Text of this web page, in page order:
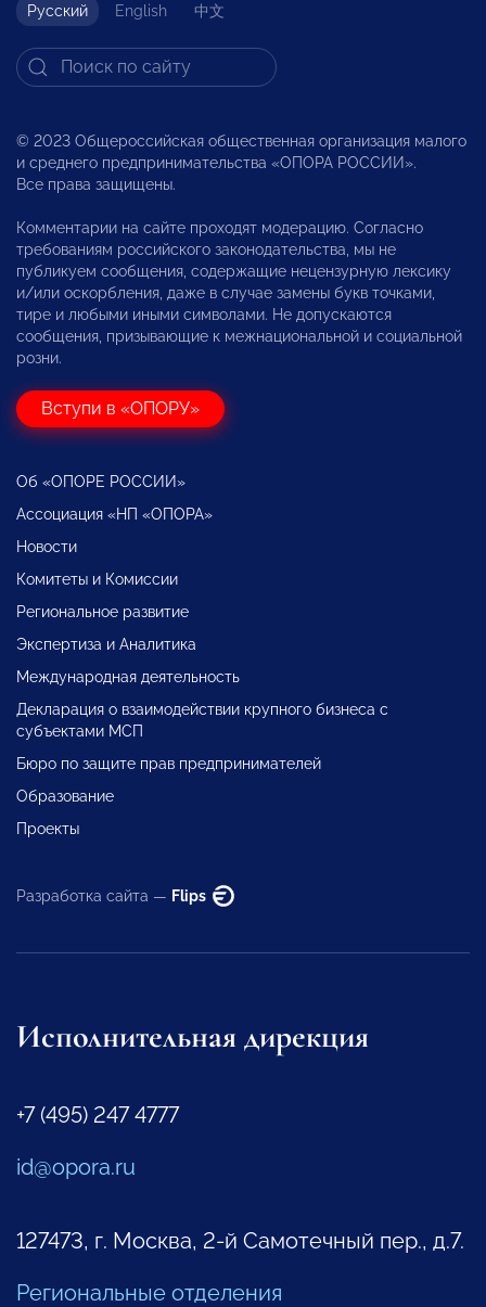
Русский English 中文
© 2023 Общероссийская общественная организация малого
и среднего предпринимательства «ОПОРА РОССИИ».
Все права защищены.
Комментарии на сайте проходят модерацию. Согласно
требованиям российского законодательства, мы не
публикуем сообщения, содержащие нецензурную лексику
и/или оскорбления, даже в случае замены букв точками,
тире и любыми иными символами. Не допускаются
сообщения, призывающие к межнациональной и социальной
розни.
Вступи в «ОПОРУ»
Об «ОПОРЕ РОССИИ»
Ассоциация «НП «ОПОРА»
Новости
Комитеты и Комиссии
Региональное развитие
Экспертиза и Аналитика
Международная деятельность
Декларация о взаимодействии крупного бизнеса с
субъектами МСП
Бюро по защите прав предпринимателей
Образование
Проекты
Разработка сайта — Flips
Исполнительная дирекция
+7 (495) 247 4777
id@opora.ru
127473, г. Москва, 2-й Самотечный пер., д.7.
Региональные отделения